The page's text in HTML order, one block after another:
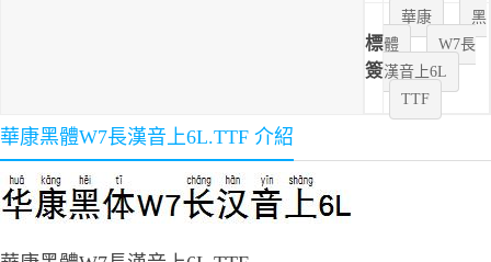
標
簽
華康
黑
體
W7長
漢音上6L
TTF
華康黑體W7長漢音上6L.TTF 介紹